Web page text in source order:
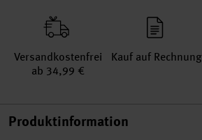
Versand­kosten­frei
ab 34,99 €
Kauf auf Rechnung
Produktinformation